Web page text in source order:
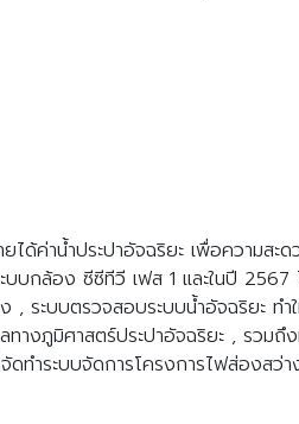
ด้ค่าน้ำประปาอัจฉริยะ เพื่อความสะ
บบกล้อง ซีซีทีวี เฟส 1 และในปี
ง , ระบบตรวจสอบระบบน้ำอัจฉริยะ
ทางภูมิศาสตร์ประปาอัจฉริยะ , รว
ำระบบจัดการโครงการไฟส่องสว่า